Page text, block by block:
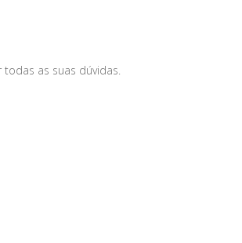
as suas dúvidas.